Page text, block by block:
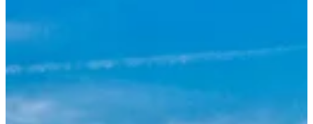
تسجيل الدخول